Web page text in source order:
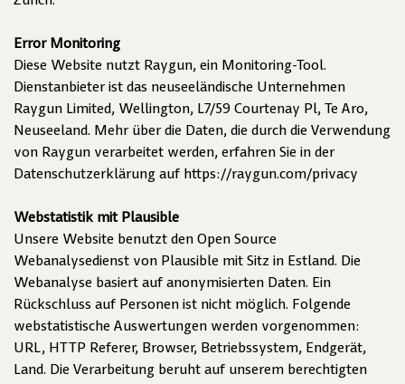
Error Monitoring
Diese Website nutzt Raygun, ein Monitoring-Tool.
Dienstanbieter ist das neuseeländische Unternehmen
Raygun Limited, Wellington, L7/59 Courtenay Pl, Te Aro,
Neuseeland. Mehr über die Daten, die durch die Verwendung
von Raygun verarbeitet werden, erfahren Sie in der
Datenschutzerklärung auf https://raygun.com/privacy
Webstatistik mit Plausible
Unsere Website benutzt den Open Source
Webanalysedienst von Plausible mit Sitz in Estland. Die
Webanalyse basiert auf anonymisierten Daten. Ein
Rückschluss auf Personen ist nicht möglich. Folgende
webstatistische Auswertungen werden vorgenommen:
URL, HTTP Referer, Browser, Betriebssystem, Endgerät,
Land. Die Verarbeitung beruht auf unserem berechtigten